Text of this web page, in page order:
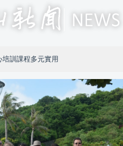
訓課程多元實用